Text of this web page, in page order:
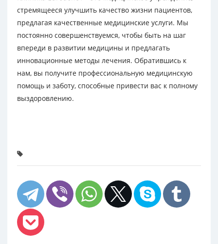
стремящееся улучшить качество жизни пациентов,
предлагая качественные медицинские услуги. Мы
постоянно совершенствуемся, чтобы быть на шаг
впереди в развитии медицины и предлагать
инновационные методы лечения. Обратившись к
нам, вы получите профессиональную медицинскую
помощь и заботу, способные привести вас к полному
выздоровлению.